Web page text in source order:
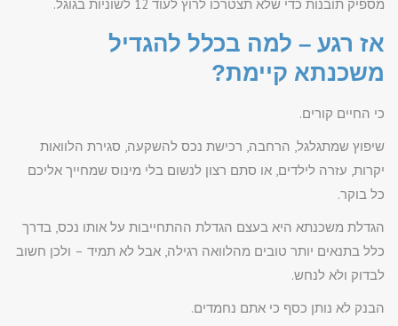
מספיק תובנות כדי שלא תצטרכו לרוץ לעוד 12 לשוניות בגוגל.
אז רגע – למה בכלל להגדיל
משכנתא קיימת?
כי החיים קורים.
שיפוץ שמתגלגל, הרחבה, רכישת נכס להשקעה, סגירת הלוואות
יקרות, עזרה לילדים, או סתם רצון לנשום בלי מינוס שמחייך אליכם
כל בוקר.
הגדלת משכנתא היא בעצם הגדלת ההתחייבות על אותו נכס, בדרך
כלל בתנאים יותר טובים מהלוואה רגילה, אבל לא תמיד – ולכן חשוב
לבדוק ולא לנחש.
הבנק לא נותן כסף כי אתם נחמדים.